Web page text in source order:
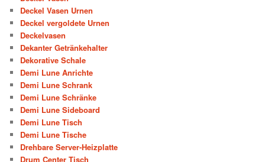
Deckel Vasen Urnen
Deckel vergoldete Urnen
Deckelvasen
Dekanter Getränkehalter
Dekorative Schale
Demi Lune Anrichte
Demi Lune Schrank
Demi Lune Schränke
Demi Lune Sideboard
Demi Lune Tisch
Demi Lune Tische
Drehbare Server-Heizplatte
Drum Center Tisch